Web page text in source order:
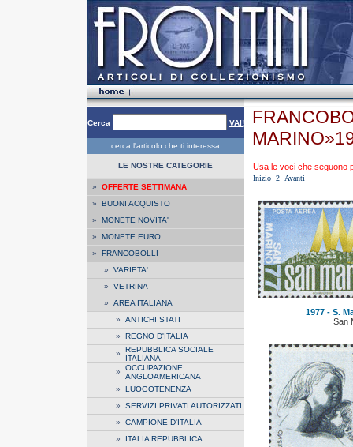
Cerca VAI!
cerca l'articolo che ti interessa
LE NOSTRE CATEGORIE
» OFFERTE SETTIMANA
» BUONI ACQUISTO
» MONETE NOVITA'
» MONETE EURO
» FRANCOBOLLI
» VARIETA'
» VETRINA
» AREA ITALIANA
» ANTICHI STATI
» REGNO D'ITALIA
» REPUBBLICA SOCIALE
ITALIANA
» OCCUPAZIONE
ANGLOAMERICANA
» LUOGOTENENZA
» SERVIZI PRIVATI AUTORIZZATI
» CAMPIONE D'ITALIA
» ITALIA REPUBBLICA
Usa le voci che seguono
Inizio 2 Avanti
1977 - S.
San